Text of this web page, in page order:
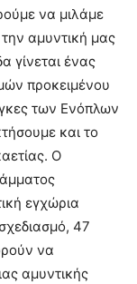
να μιλάμε
αμυντική μας
γίνεται ένας
προκειμένου
των Ενόπλων
και το
Ο
εγχώρια
47
να
αμυντικής